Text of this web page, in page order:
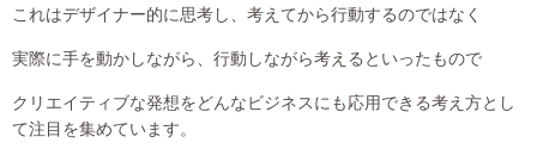
これはデザイナー的に思考し、考えてから行動するのではなく
実際に手を動かしながら、行動しながら考えるといったもので
クリエイティブな発想をどんなビジネスにも応用できる考え方とし
て注目を集めています。